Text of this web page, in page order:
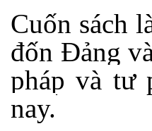
Cuốn sách
đốn Đảng
pháp và tư
nay.